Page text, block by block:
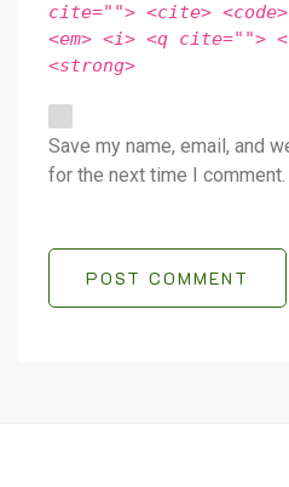
cite=""> <cite>
<em> <i> <q cite="">
<strong>
Save my name, email, and
for the next time I comment.
POST COMMENT